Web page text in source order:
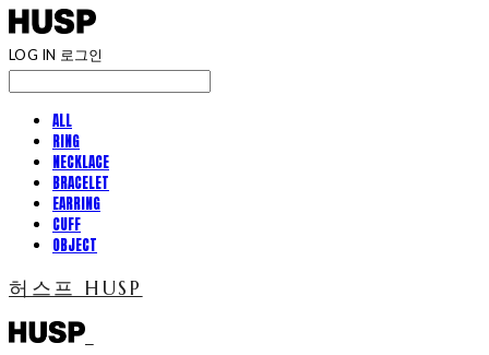
LOG IN 로그인
ALL
RING
NECKLACE
BRACELET
EARRING
CUFF
OBJECT
허스프 HUSP